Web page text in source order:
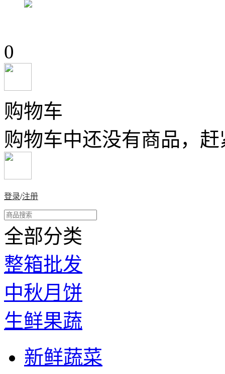
0
购物车
购物车中还没有商品，
登录/注册
全部分类
整箱批发
中秋月饼
生鲜果蔬
新鲜蔬菜